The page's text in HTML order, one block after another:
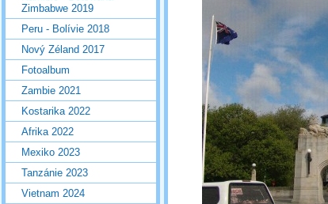
Zimbabwe 2019
Peru - Bolívie 2018
Nový Zéland 2017
Fotoalbum
Zambie 2021
Kostarika 2022
Afrika 2022
Mexiko 2023
Tanzánie 2023
Vietnam 2024